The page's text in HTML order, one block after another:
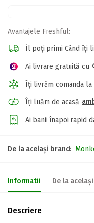
Avantajele Freshful:
Îl poți primi Când îți
Ai livrare gratuită cu
Îți livrăm comanda
Îți luăm de acasă
Ai banii înapoi rapid
De la același brand:
Informatii De la
Descriere